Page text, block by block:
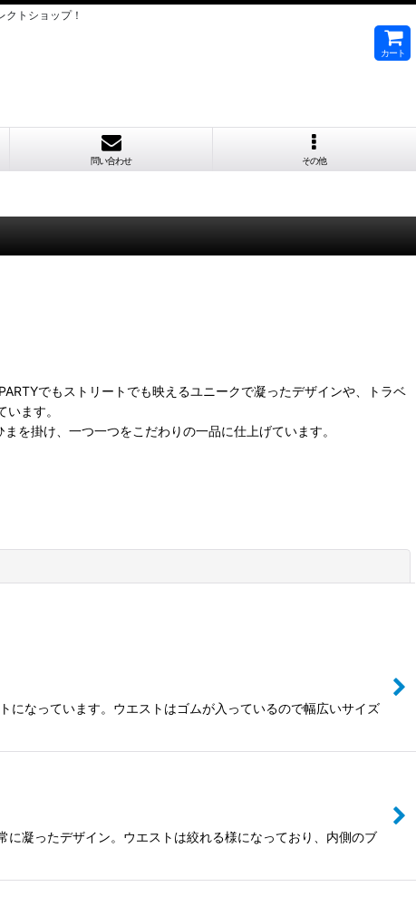
トショップ！
カート
問い合わせ その他
でもストリートでも映えるユニークで凝ったデザインや、トラベ
ます。
を掛け、一つ一つをこだわりの一品に仕上げています。
になっています。ウエストはゴムが入っているので幅広いサイズ
凝ったデザイン。ウエストは絞れる様になっており、内側のブ